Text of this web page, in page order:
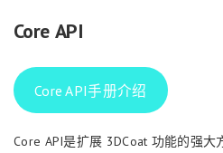
Core API
Core API手册介绍
Core API是扩展 3DCoat 功能的强